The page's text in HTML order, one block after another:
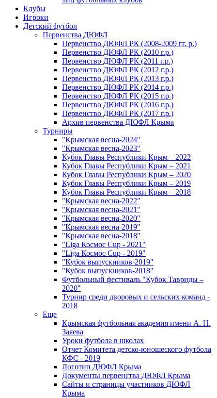
Клубы
Игроки
Детский футбол
Первенства ДЮФЛ
Первенство ДЮФЛ РК (2008-2009 гг. р.)
Первенство ДЮФЛ РК (2010 г.р.)
Первенство ДЮФЛ РК (2011 г.р.)
Первенство ДЮФЛ РК (2012 г.р.)
Первенство ДЮФЛ РК (2013 г.р.)
Первенство ДЮФЛ РК (2014 г.р.)
Первенство ДЮФЛ РК (2015 г.р.)
Первенство ДЮФЛ РК (2016 г.р.)
Первенство ДЮФЛ РК (2017 г.р.)
Архив первенства ДЮФЛ Крыма
Турниры
"Крымская весна-2024"
"Крымская весна-2023"
Кубок Главы Республики Крым – 2022
Кубок Главы Республики Крым – 2021
Кубок Главы Республики Крым – 2020
Кубок Главы Республики Крым – 2019
Кубок Главы Республики Крым – 2018
"Крымская весна-2022"
"Крымская весна-2021"
"Крымская весна-2020"
"Крымская весна-2019"
"Крымская весна-2018"
"Liga Космос Cup - 2021"
"Liga Космос Cup - 2019"
"Кубок выпускников-2019"
"Кубок выпускников-2018"
Футбольный фестиваль "Кубок Тавриды –
2020"
Турнир среди дворовых и сельских команд -
2018
Еще
Крымская футбольная академия имени А. Н.
Заяева
Уроки футбола в школах
Отчет Комитета детско-юношеского футбола
КФС - 2019
Логотип ДЮФЛ Крыма
Документы первенства ДЮФЛ Крыма
Сайты и страницы участников ДЮФЛ
Крыма